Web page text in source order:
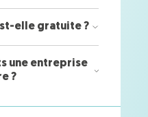
elle gratuite ?
une entreprise
?